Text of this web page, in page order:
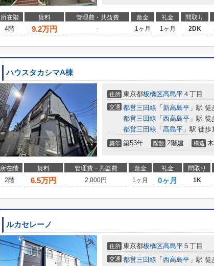
所在階 賃料 管理費・共益費 敷金 礼金 間取り
4階
9.2万円 - 1ヶ月 1ヶ月 2DK
ハウスタカシマA棟
住所 東京都板橋区高島平 ４丁目
交通 都営三田線 「 新高島平 」駅 徒
都営三田線 「 西高島平 」駅 徒
都営三田線 「 高島平 」駅 徒歩
築年 築53年 階数 2階建 構造
所在階 賃料 管理費・共益費 敷金 礼金 間取り
2階
6.5万円 2,000円 1ヶ月 0ヶ月 1K
ルカセレーノ
住所 東京都板橋区高島平 ５丁目
交通 都営三田線 「 西高島平 」駅 徒